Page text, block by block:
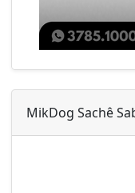
MikDog Sachê